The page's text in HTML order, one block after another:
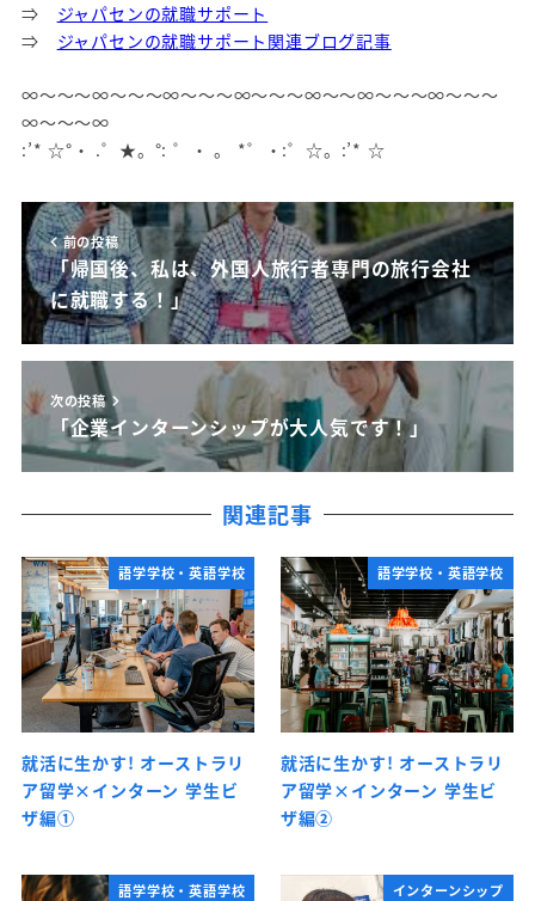
⇒ ジャパセンの就職サポート
⇒ ジャパセンの就職サポート関連ブログ記事
∞～～～∞～～～∞～～～∞～～～∞～～∞～～～∞～～～
∞～～～∞
:’* ☆°・ .゜★。°: ゜・ 。 *゜・:゜☆。:’* ☆
前の投稿
「帰国後、私は、外国人旅行者専門の旅行会社
に就職する！」
次の投稿
「企業インターンシップが大人気です！」
関連記事
語学学校・英語学校
就活に生かす! オーストラリ
ア留学×インターン 学生ビ
ザ編①
語学学校・英語学校
就活に生かす! オーストラリ
ア留学×インターン 学生ビ
ザ編②
語学学校・英語学校 インターンシップ